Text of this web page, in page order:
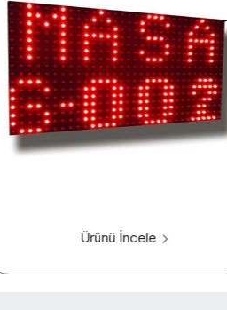
Ürünü İncele